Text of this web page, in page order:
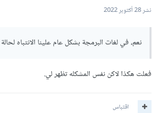
نشر28 أكتوبر 2022
نعم، في لغات البرمجة بشكل عام علينا الانتباه
فعلت هكذا لاكن نفس المشكله تظهر لي.
اقتباس